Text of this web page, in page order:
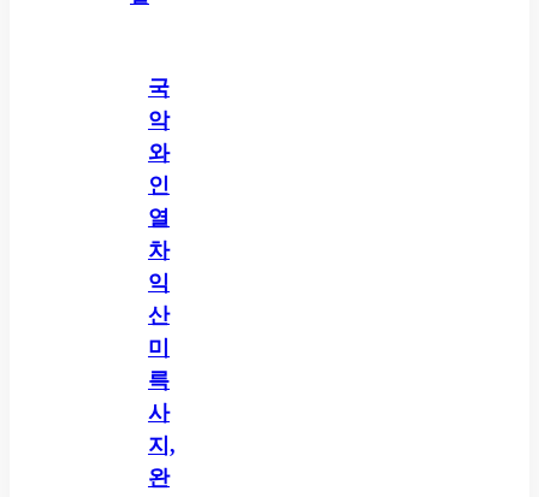
국
악
와
인
열
차
익
산
미
륵
사
지,
완